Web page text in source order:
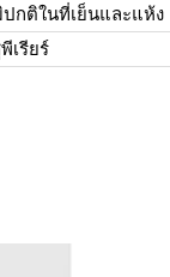
ติในที่เย็นและแห้ง
เรียร์